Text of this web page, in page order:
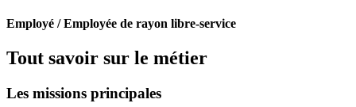
Employé / Employée de rayon libre-service
Tout savoir sur le métier
Les missions principales